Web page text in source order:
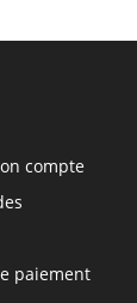
compte
paiement